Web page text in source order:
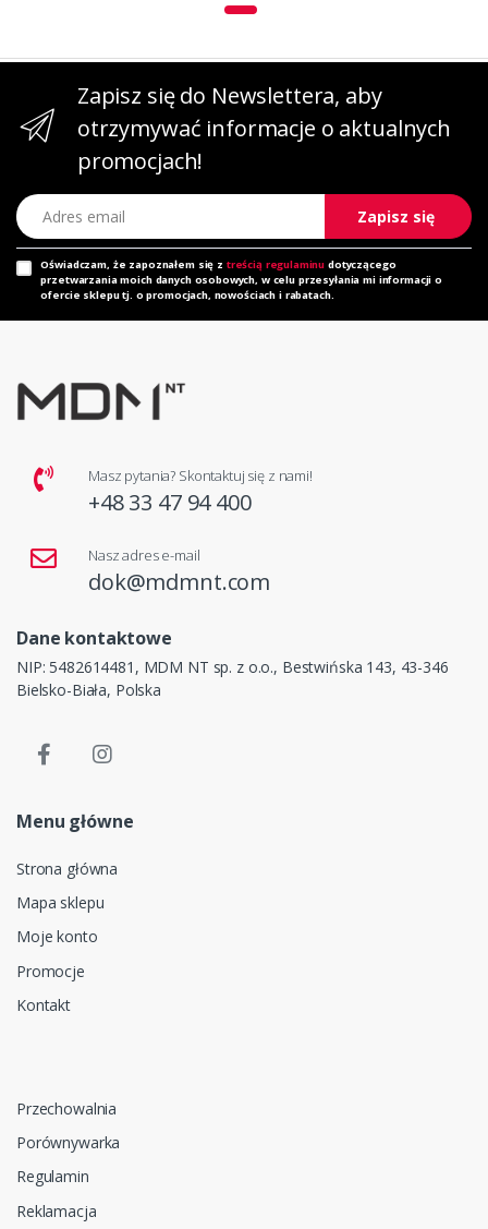
Zapisz się do Newslettera, aby
otrzymywać informacje o aktualnych
promocjach!
Adres email
Zapisz się
Oświadczam, że zapoznałem się z treścią regulaminu dotyczącego
przetwarzania moich danych osobowych, w celu przesyłania mi informacji o
ofercie sklepu tj. o promocjach, nowościach i rabatach.
Masz pytania? Skontaktuj się z nami!
+48 33 47 94 400
Nasz adres e-mail
dok@mdmnt.com
Dane kontaktowe
NIP: 5482614481, MDM NT sp. z o.o., Bestwińska 143, 43-346
Bielsko-Biała, Polska
Menu główne
Strona główna
Mapa sklepu
Moje konto
Promocje
Kontakt
Przechowalnia
Porównywarka
Regulamin
Reklamacja